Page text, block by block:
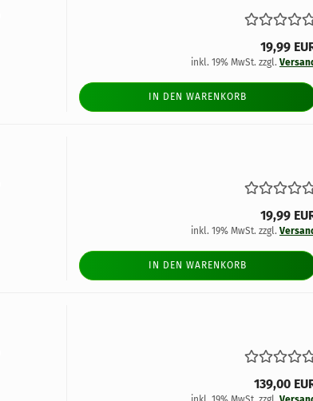
19,99
inkl. 19% MwSt. zzgl.
IN DEN WARENKORB
19,99
inkl. 19% MwSt. zzgl.
IN DEN WARENKORB
139,00